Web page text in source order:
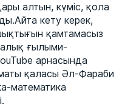
алтын, күміс, қола
кету керек,
қамтамасыз
ғылыми-
арнасында
қаласы Әл-Фараби
математика